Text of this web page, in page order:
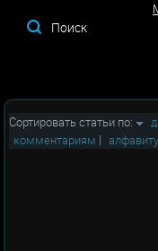
Сортировать статьи по:
комментариям | алфавиту